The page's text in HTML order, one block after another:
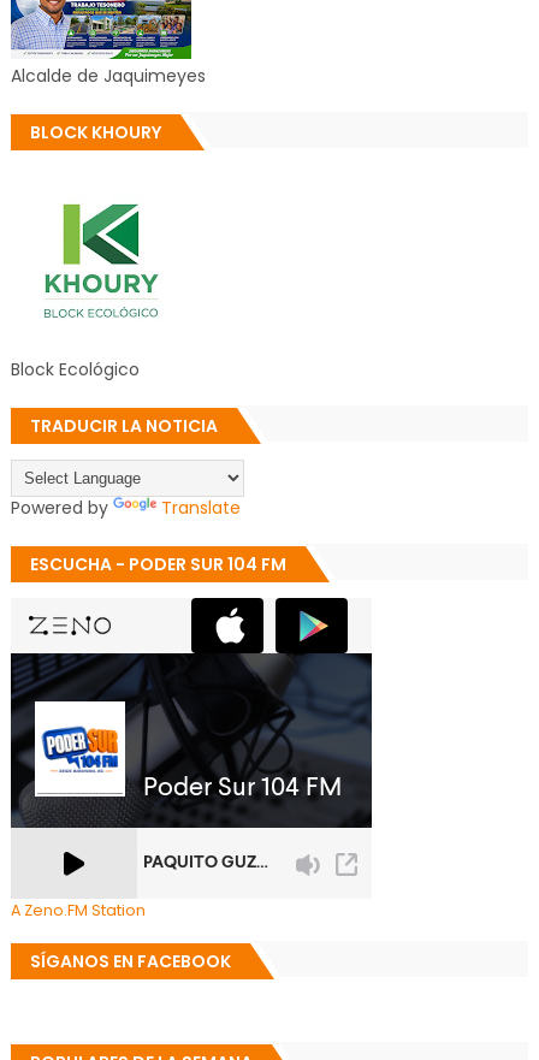
Alcalde de Jaquimeyes
BLOCK KHOURY
Block Ecológico
TRADUCIR LA NOTICIA
Powered by Translate
ESCUCHA - PODER SUR 104 FM
A Zeno.FM Station
SÍGANOS EN FACEBOOK